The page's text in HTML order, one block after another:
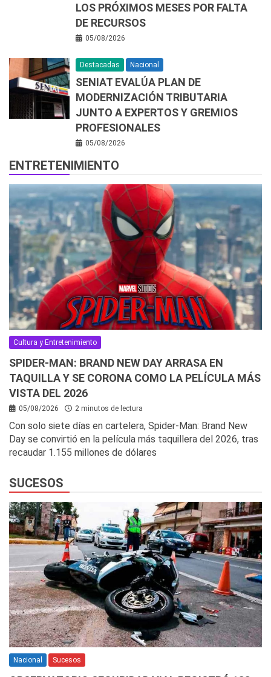
LOS PRÓXIMOS MESES POR FALTA
DE RECURSOS
05/08/2026
Destacadas Nacional
SENIAT EVALÚA PLAN DE
MODERNIZACIÓN TRIBUTARIA
JUNTO A EXPERTOS Y GREMIOS
PROFESIONALES
05/08/2026
ENTRETENIMIENTO
Cultura y Entretenimiento
SPIDER-MAN: BRAND NEW DAY ARRASA EN
TAQUILLA Y SE CORONA COMO LA PELÍCULA MÁS
VISTA DEL 2026
05/08/2026 2 minutos de lectura
Con solo siete días en cartelera, Spider-Man: Brand New
Day se convirtió en la película más taquillera del 2026, tras
recaudar 1.155 millones de dólares
SUCESOS
Nacional Sucesos